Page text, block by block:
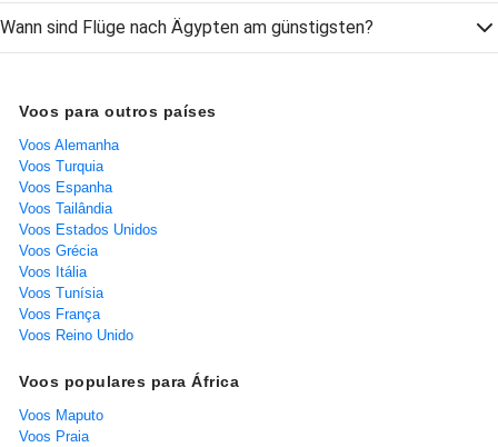
Wann sind Flüge nach Ägypten am günstigsten?
Voos para outros países
Voos Alemanha
Voos Turquia
Voos Espanha
Voos Tailândia
Voos Estados Unidos
Voos Grécia
Voos Itália
Voos Tunísia
Voos França
Voos Reino Unido
Voos populares para África
Voos Maputo
Voos Praia